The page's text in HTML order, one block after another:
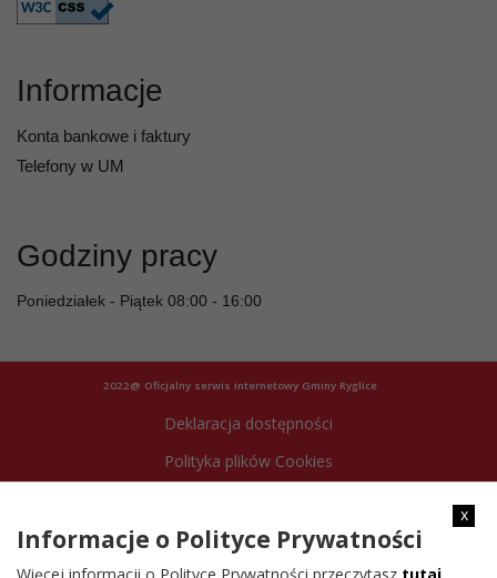
Informacje
Konta bankowe i faktury
Telefony w UM
Godziny pracy
Poniedziałek - Piątek 08:00 - 16:00
2022@ Oficjalny serwis internetowy Gminy Ryglice
Deklaracja dostępności
Polityka plików Cookies
x
Informacje o Polityce Prywatności